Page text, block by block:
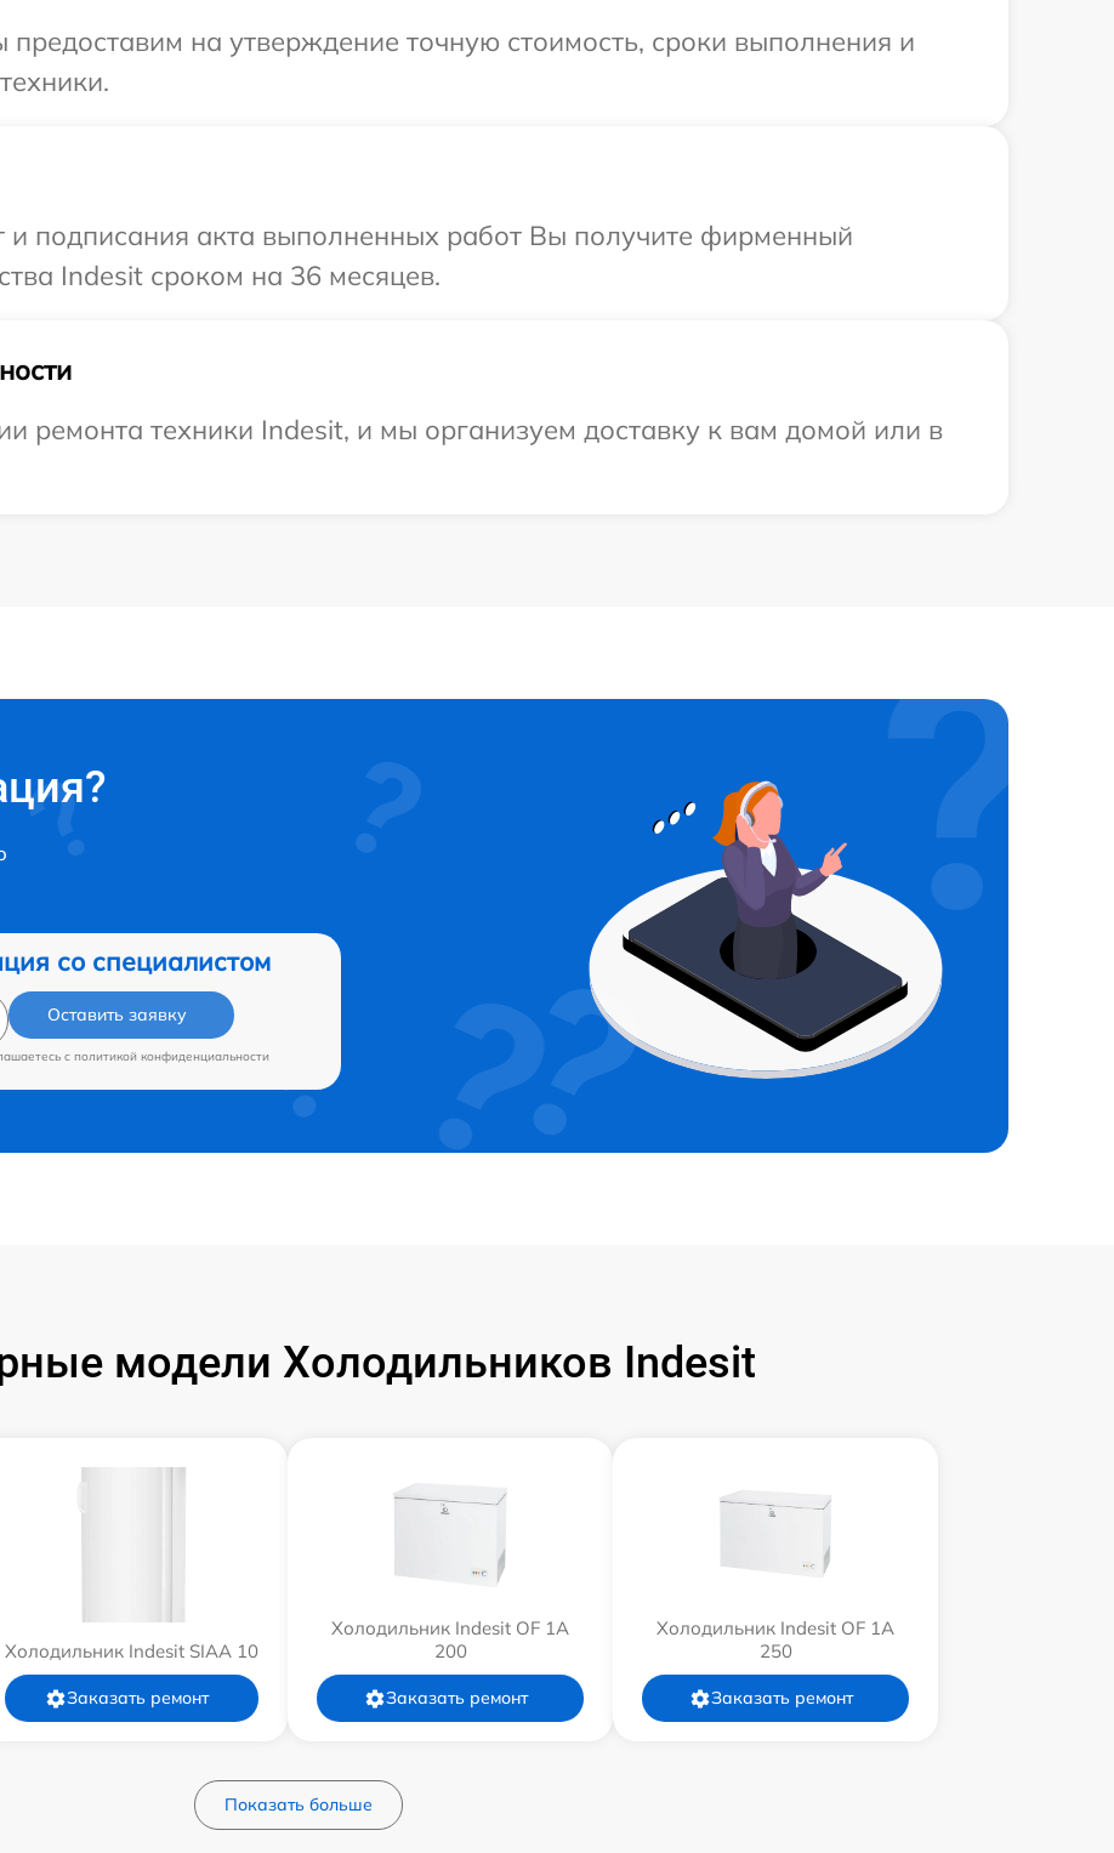
на утверждение точную стоимость, сроки выполнения и
и подписания акта выполненных работ Вы получите фирменный
Indesit сроком на 36 месяцев.
техники Indesit, и мы организуем доставку к вам домой или в
со специалистом
Оставить заявку
c политикой конфиденциальности
модели Холодильников Indesit
Холодильник Indesit SIAA 10
Заказать ремонт
Холодильник Indesit OF 1A
200
Заказать ремонт
Холодильник Indesit OF 1A
250
Заказать ремонт
Показать больше